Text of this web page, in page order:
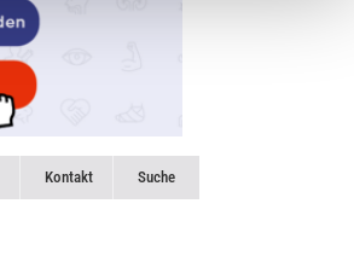
Kontakt Suche